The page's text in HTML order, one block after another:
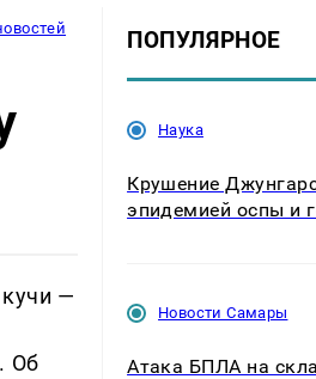
—
Об
ПОПУЛЯРНОЕ
Наука
Крушение
эпидемией оспы и
Новости Самары
Атака БПЛА на